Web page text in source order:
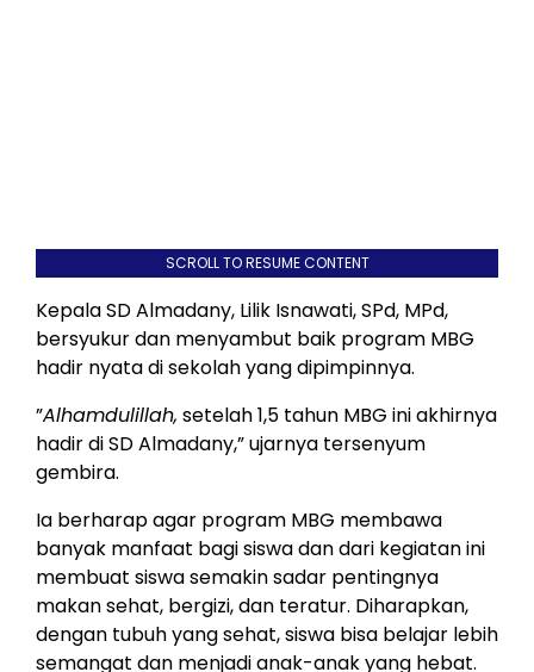
SCROLL TO RESUME CONTENT
Kepala SD Almadany, Lilik Isnawati, SPd, MPd,
bersyukur dan menyambut baik program MBG
hadir nyata di sekolah yang dipimpinnya.
”Alhamdulillah, setelah 1,5 tahun MBG ini akhirnya
hadir di SD Almadany,” ujarnya tersenyum
gembira.
Ia berharap agar program MBG membawa
banyak manfaat bagi siswa dan dari kegiatan ini
membuat siswa semakin sadar pentingnya
makan sehat, bergizi, dan teratur. Diharapkan,
dengan tubuh yang sehat, siswa bisa belajar lebih
semangat dan menjadi anak-anak yang hebat.